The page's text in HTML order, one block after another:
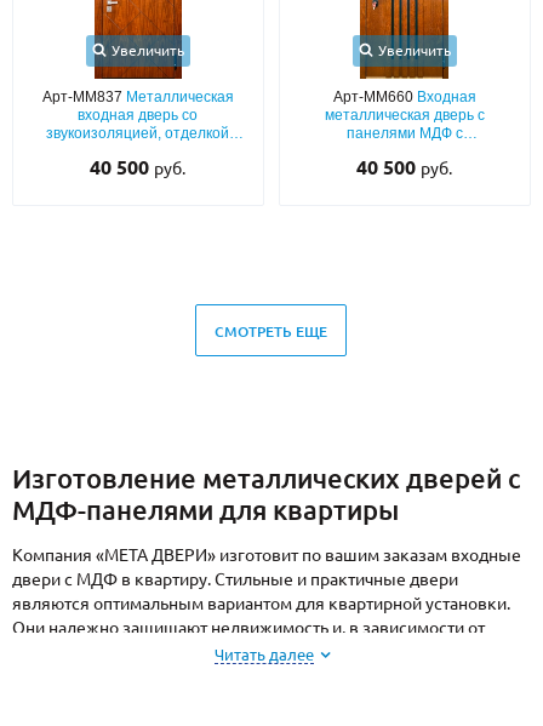
Увеличить
Арт-ММ837 Металлическая
входная дверь со
звукоизоляцией, отделкой
фрезерованием
40 500 руб.
Увеличить
Арт-ММ660 Входная
металлическая дверь с
панелями МДФ с
40 500 руб.
СМОТРЕТЬ ЕЩЕ
Изготовление металлических дверей с
МДФ-панелями для квартиры
Компания «МЕТА ДВЕРИ» изготовит по вашим заказам входные
двери с МДФ в квартиру. Стильные и практичные двери
являются оптимальным вариантом для квартирной установки.
Они надежно защищают недвижимость и, в зависимости от
выбранного дизайна, идеально вписываются в интерьер.
Читать далее